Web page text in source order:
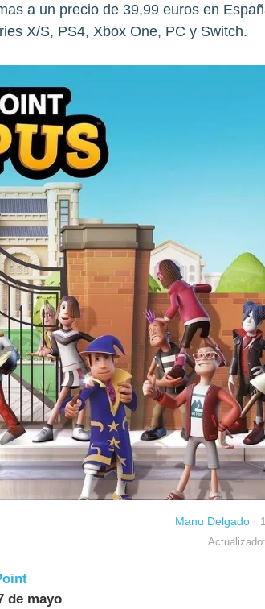
a un precio de 39,99 euros en
X/S, PS4, Xbox One, PC y Switch.
Manu Delgado ·
de mayo